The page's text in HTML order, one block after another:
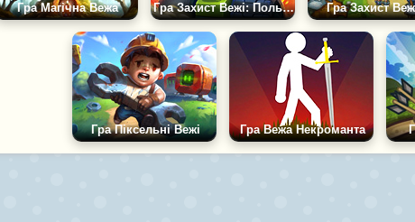
Гра Магічна Вежа Гра Захист Вежі: Польові Бігуни Гра Захист
Гра Піксельні Вежі Гра Вежа Некроманта